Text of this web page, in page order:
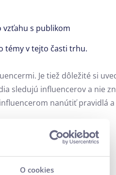
O cookies
s publikom
témy v tejto časti trhu.
Je tiež dôležité si
sledujú influencerov a nie
nanútiť pravidlá